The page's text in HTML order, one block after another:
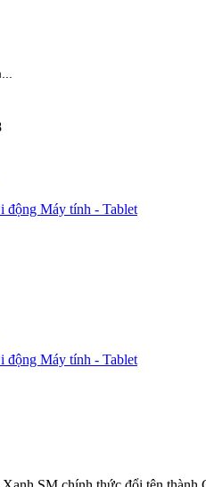
động Máy tính - Tablet
động Máy tính - Tablet